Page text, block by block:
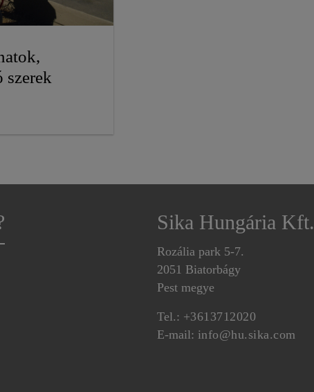
szerek
Sika Hungária Kft.
Rozália park 5-7.
2051 Biatorbágy
Pest megye
Tel.: +3613712020
E-mail: info@hu.sika.com